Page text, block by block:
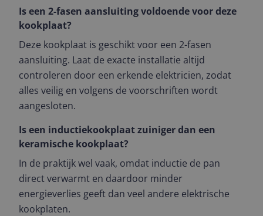
Is een 2-fasen aansluiting voldoende voor deze
kookplaat?
Deze kookplaat is geschikt voor een 2-fasen
aansluiting. Laat de exacte installatie altijd
controleren door een erkende elektricien, zodat
alles veilig en volgens de voorschriften wordt
aangesloten.
Is een inductiekookplaat zuiniger dan een
keramische kookplaat?
In de praktijk wel vaak, omdat inductie de pan
direct verwarmt en daardoor minder
energieverlies geeft dan veel andere elektrische
kookplaten.